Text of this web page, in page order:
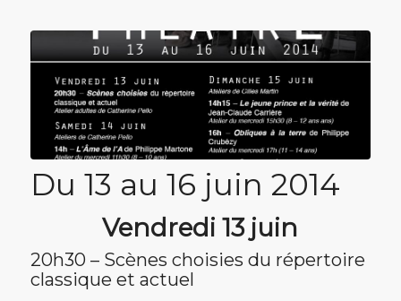
Du 13 au 16 juin 2014
Vendredi 13 juin
20h30 – Scènes choisies du répertoire
classique et actuel